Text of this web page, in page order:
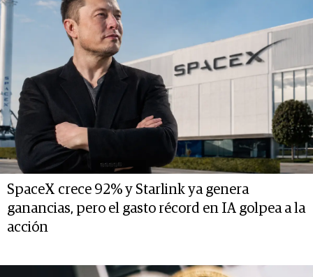
SpaceX crece 92% y Starlink ya genera
ganancias, pero el gasto récord en IA golpea a la
acción